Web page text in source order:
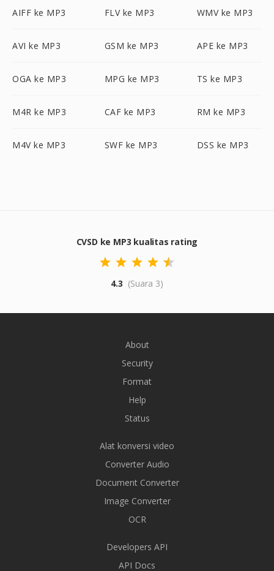
AIFF ke MP3 FLV ke MP3 WMV ke MP3
AVI ke MP3 GSM ke MP3 APE ke MP3
OGA ke MP3 MPG ke MP3 TS ke MP3
M4R ke MP3 CAF ke MP3 RM ke MP3
M4V ke MP3 SWF ke MP3 DSS ke MP3
CVSD ke MP3 kualitas rating
4.3 (Suara 3)
About
Security
Format
Help
Status
Alat konversi video
Converter Audio
Document Converter
Image Converter
OCR
Developers API
API Docs